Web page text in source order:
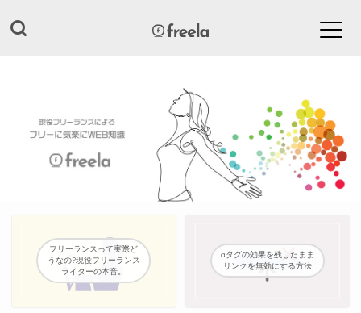
フリーランスって実際ど
うなの?現役フリーランス
ライターの本音。
aタグの効果を残したまま
リンクを無効にする方法